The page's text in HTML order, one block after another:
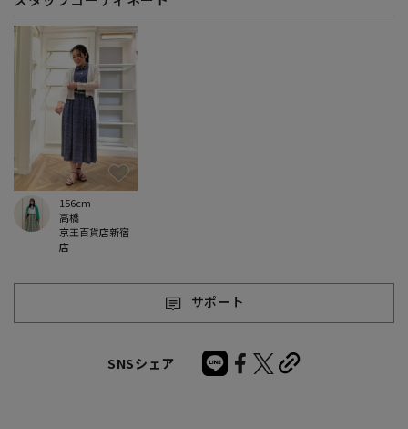
京王百貨店新宿
店
高橋
156cm
サポート
SNSシェア